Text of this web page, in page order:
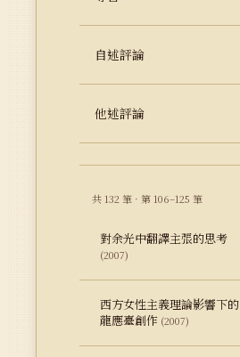
自述評論
他述評論
共 132 筆 · 第 106–125 筆
對余光中翻譯主張的思考
(2007)
西方女性主義理論影響下的
龍應臺創作 (2007)